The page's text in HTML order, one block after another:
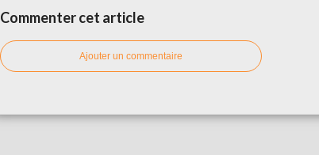
Commenter cet article
Ajouter un commentaire